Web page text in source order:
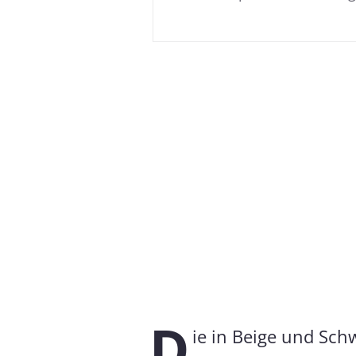
ie in Beige und
Messdaten für
Fast jeder Test-Kopfhörer